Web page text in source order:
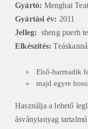
Gyártó: Menghai
Gyártási év: 2011
Jelleg: sheng puerh
Elkészítés:
Első-harmadik
majd egyre
Használja a lehető
ásványianyag